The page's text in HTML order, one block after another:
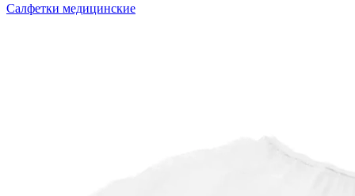
Салфетки медицинские